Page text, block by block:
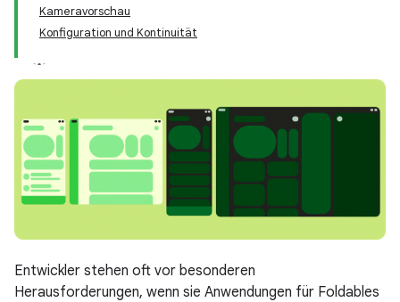
Kameravorschau
Konfiguration und Kontinuität
Entwickler stehen oft vor besonderen
Herausforderungen, wenn sie Anwendungen für Foldables